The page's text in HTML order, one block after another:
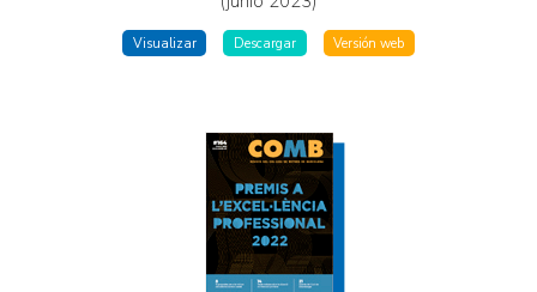
Visualizar Descargar Versión web